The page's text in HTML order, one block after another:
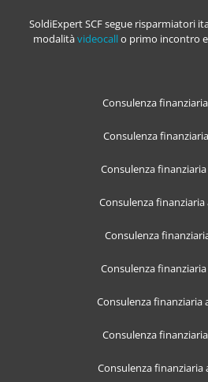
SoldiExpert SCF segue risparmiatori
modalitàvideocallo primo incontro
Consulenza
Consulenza
Consulenza
Consulenza finanziaria
Consulenza
Consulenza
Consulenza finanziaria
Consulenza
Consulenza finanziaria